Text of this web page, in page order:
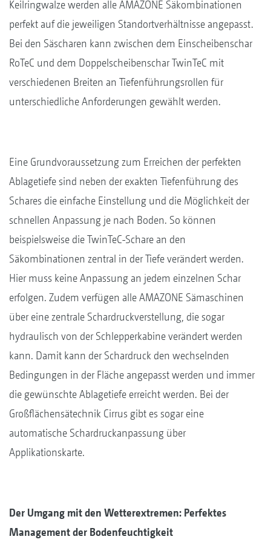
Keilringwalze werden alle AMAZONE Säkombinationen
perfekt auf die jeweiligen Standortverhältnisse angepasst.
Bei den Säscharen kann zwischen dem Einscheibenschar
RoTeC und dem Doppelscheibenschar TwinTeC mit
verschiedenen Breiten an Tiefenführungsrollen für
unterschiedliche Anforderungen gewählt werden.
Eine Grundvoraussetzung zum Erreichen der perfekten
Ablagetiefe sind neben der exakten Tiefenführung des
Schares die einfache Einstellung und die Möglichkeit der
schnellen Anpassung je nach Boden. So können
beispielsweise die TwinTeC-Schare an den
Säkombinationen zentral in der Tiefe verändert werden.
Hier muss keine Anpassung an jedem einzelnen Schar
erfolgen. Zudem verfügen alle AMAZONE Sämaschinen
über eine zentrale Schardruckverstellung, die sogar
hydraulisch von der Schlepperkabine verändert werden
kann. Damit kann der Schardruck den wechselnden
Bedingungen in der Fläche angepasst werden und immer
die gewünschte Ablagetiefe erreicht werden. Bei der
Großflächensätechnik Cirrus gibt es sogar eine
automatische Schardruckanpassung über
Applikationskarte.
Der Umgang mit den Wetterextremen: Perfektes
Management der Bodenfeuchtigkeit